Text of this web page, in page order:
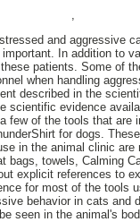
and aggressive
In addition to
patients. Some of
when handling
described in the
evidence
of the tools that are
for dogs.
in the animal clinic
towels, Calming
explicit references to
for most of the tools
behavior in cats
seen in the animal's